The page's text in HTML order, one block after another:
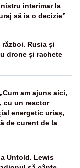
interimar la
să ia o decizie”
război. Rusia și
drone și rachete
am ajuns aici,
cu un reactor
energetic uriaș,
de curent de la
Untold. Lewis